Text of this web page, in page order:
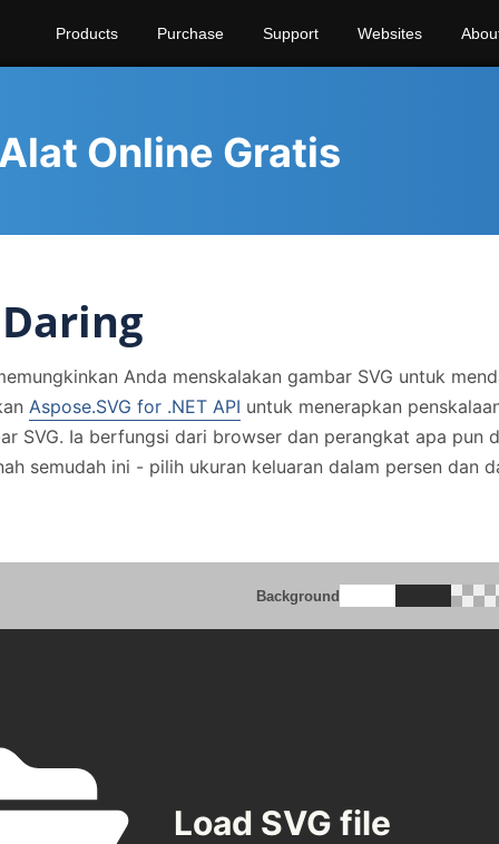
Products Purchase Support Websites
Online Gratis
Anda menskalakan gambar SVG untuk
Aspose.SVG for .NET API untuk menerapkan
SVG. Ia berfungsi dari browser dan perangkat apa pun
semudah ini - pilih ukuran keluaran dalam persen dan
Background
Load SVG file